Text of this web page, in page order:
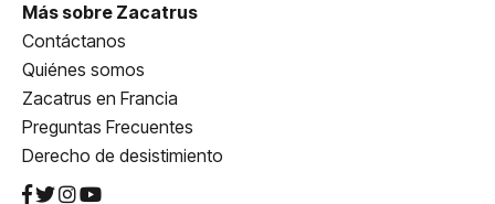
Más sobre Zacatrus
Contáctanos
Quiénes somos
Zacatrus en Francia
Preguntas Frecuentes
Derecho de desistimiento